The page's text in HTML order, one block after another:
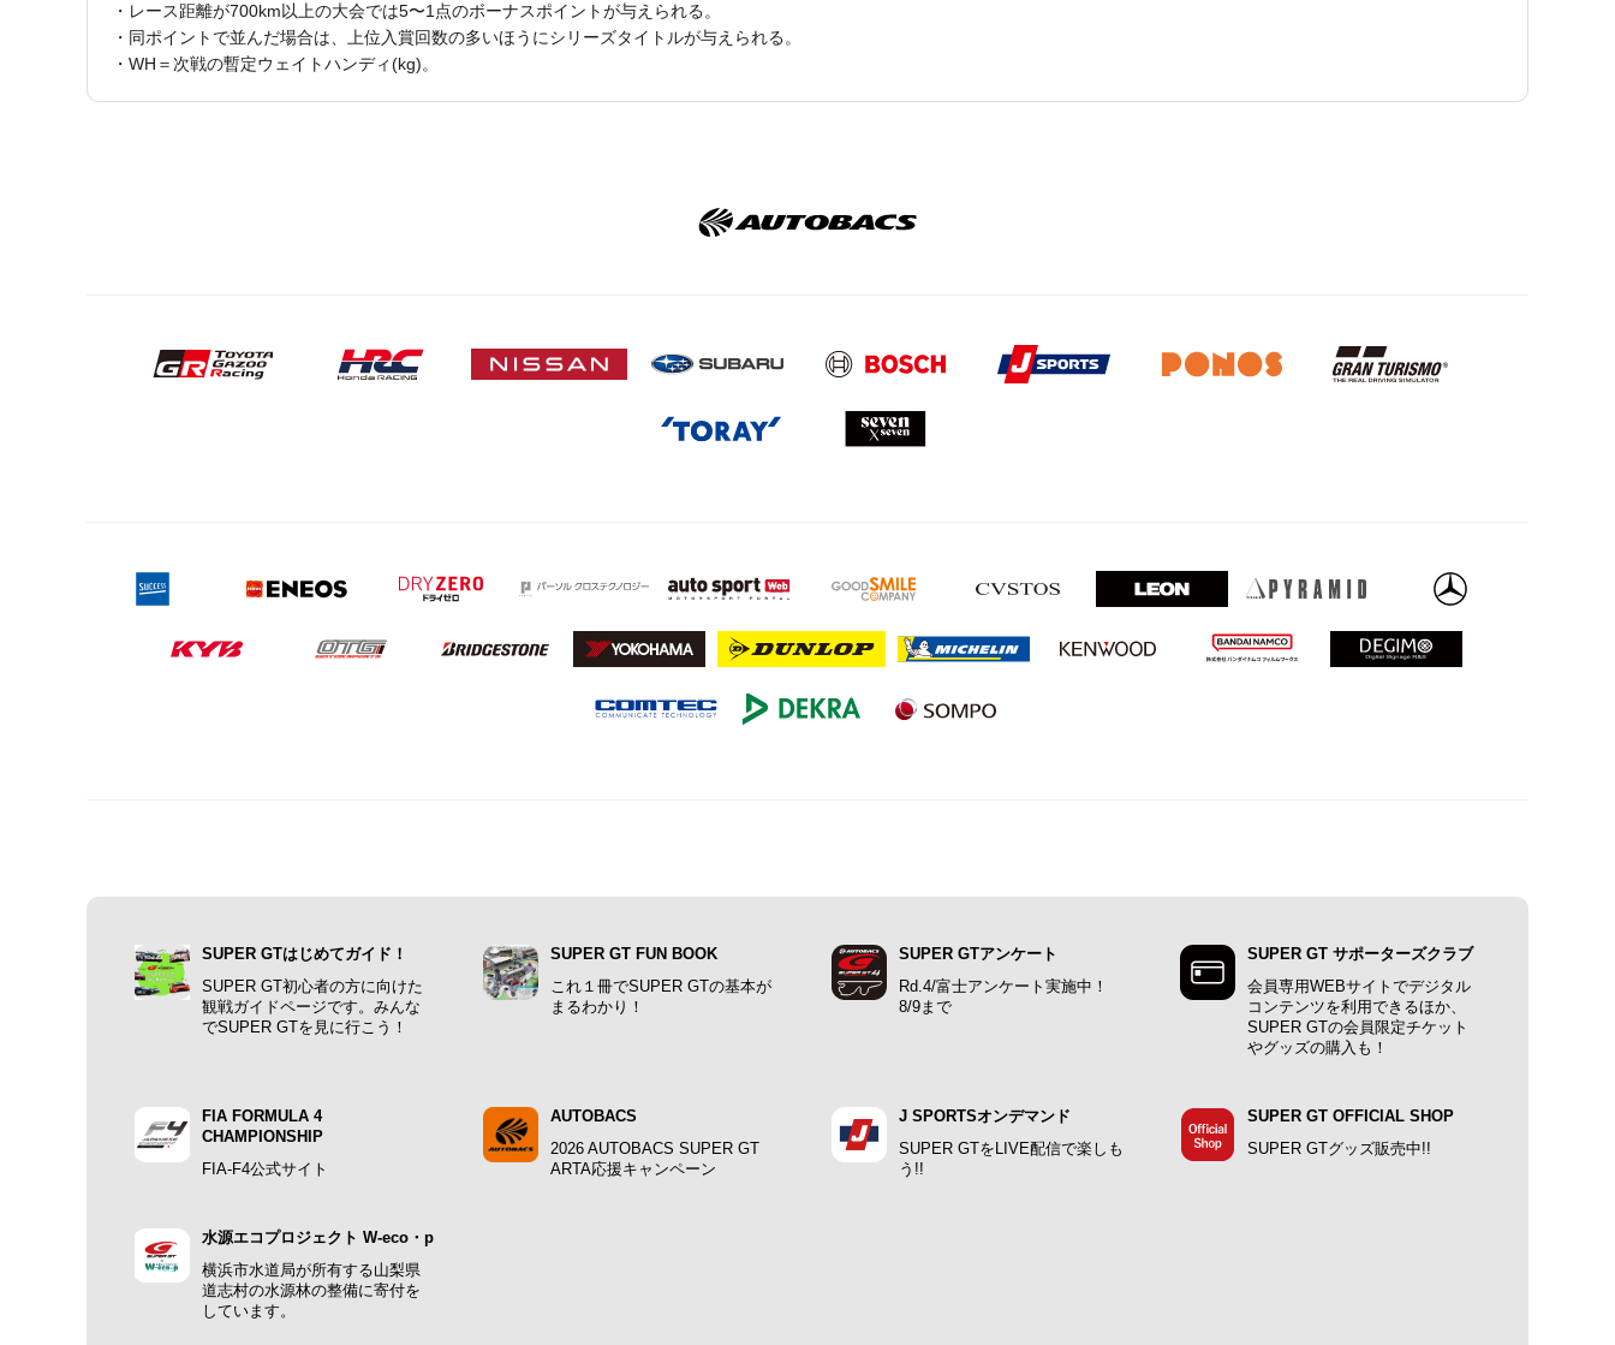
・レース距離が700km以上の大会では5〜1点のボーナスポイントが与えられる。
・同ポイントで並んだ場合は、上位入賞回数の多いほうにシリーズタイトルが与えられる。
・WH＝次戦の暫定ウェイトハンディ(kg)。
SUPER GTはじめてガイド！
SUPER GT初心者の方に向けた
観戦ガイドページです。みんな
でSUPER GTを見に行こう！
SUPER GT FUN BOOK
これ１冊でSUPER GTの基本が
まるわかり！
SUPER GTアンケート
Rd.4/富士アンケート実施中！
8/9まで
SUPER GT サポーターズクラブ
会員専用WEBサイトでデジタル
コンテンツを利用できるほか、
SUPER GTの会員限定チケット
やグッズの購入も！
FIA FORMULA 4
CHAMPIONSHIP
FIA-F4公式サイト
AUTOBACS
2026 AUTOBACS SUPER GT
ARTA応援キャンペーン
J SPORTSオンデマンド
SUPER GTをLIVE配信で楽しも
う!!
SUPER GT OFFICIAL SHOP
SUPER GTグッズ販売中!!
水源エコプロジェクト W-eco・p
横浜市水道局が所有する山梨県
道志村の水源林の整備に寄付を
しています。